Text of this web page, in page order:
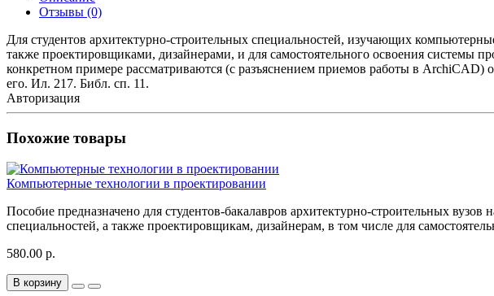
Отзывы (0)
Для студентов архитектурно-строительных специальностей, изучающих
также проектировщиками, дизайнерами, и для самостоятельного освоения системы
конкретном примере рассматриваются (с разъяснением приемов работы в ArchiCAD)
его. Ил. 217. Библ. сп. 11.
Авторизация
Похожие товары
Компьютерные технологии в проектировании
Пособие предназначено для студентов-бакалавров архитектурно-строительных
специальностей, а также проектировщикам, дизайнерам, в том числе для
580.00 р.
В корзину